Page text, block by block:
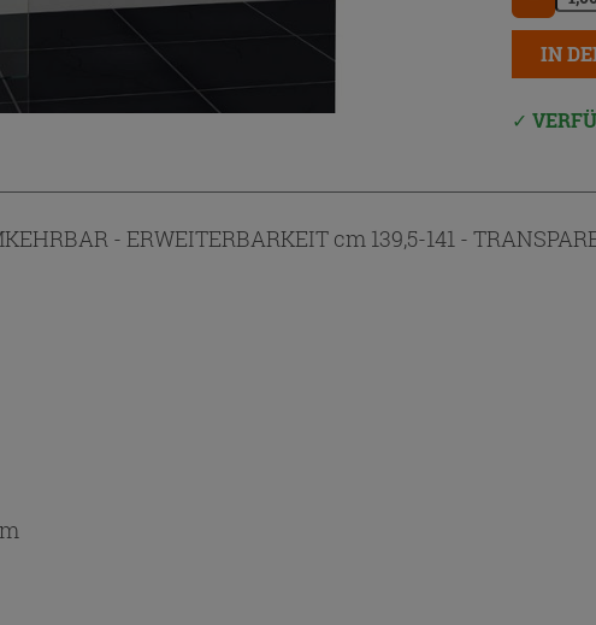
IN
- ERWEITERBARKEIT cm 139,5-141 -